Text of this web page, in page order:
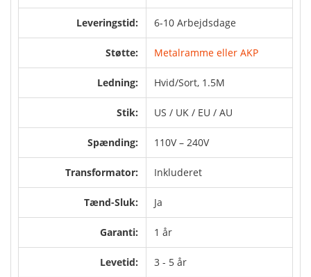
Leveringstid: 6-10 Arbejdsdage
Støtte: Metalramme eller AKP
Ledning: Hvid/Sort, 1.5M
Stik: US / UK / EU / AU
Spænding: 110V – 240V
Transformator: Inkluderet
Tænd-Sluk: Ja
Garanti: 1 år
Levetid: 3 - 5 år